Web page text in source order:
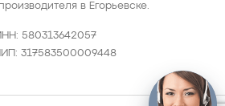
в Егорьевске.
580313642057
317583500009448